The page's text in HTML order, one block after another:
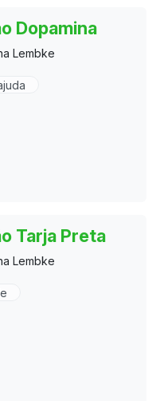
Dopamina
Lembke
Tarja Preta
Lembke